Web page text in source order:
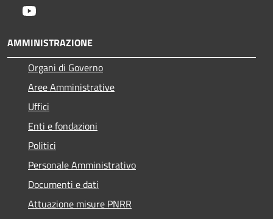
AMMINISTRAZIONE
Organi di Governo
Aree Amministrative
Uffici
Enti e fondazioni
Politici
Personale Amministrativo
Documenti e dati
Attuazione misure PNRR